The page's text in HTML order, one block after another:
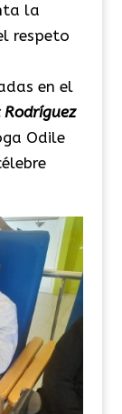
la
respeto
en el
Odile